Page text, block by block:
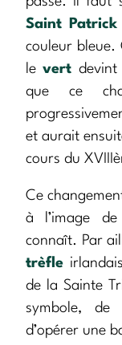
Saint Patrick
couleur bleue.
levert
que ce
et aurait
cours du
Ce
à l’image de
connaît. Par
trèfle
de la Sainte
symbole, de
d’opérer une